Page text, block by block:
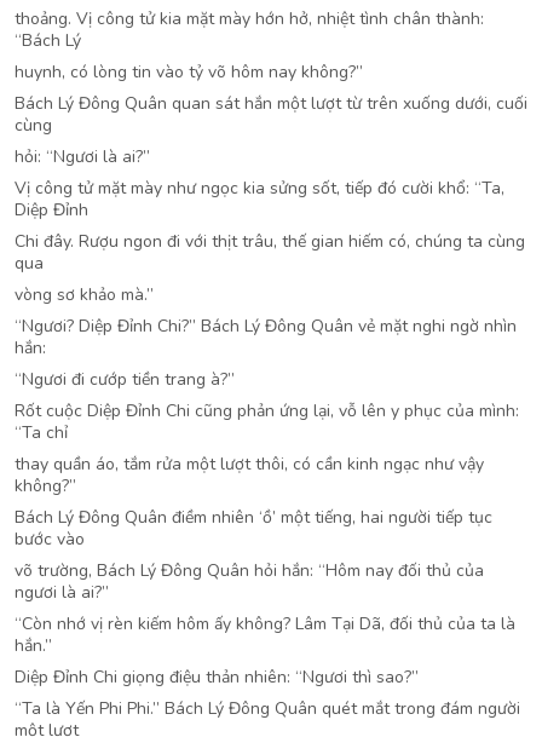
thoảng. Vị công tử kia mặt mày hớn hở, nhiệt tình chân thành:
“Bách Lý
huynh, có lòng tin vào tỷ võ hôm nay không?”
Bách Lý Đông Quân quan sát hắn một lượt từ trên xuống dưới, cuối
cùng
hỏi: “Ngươi là ai?”
Vị công tử mặt mày như ngọc kia sửng sốt, tiếp đó cười khổ: “Ta,
Diệp Đỉnh
Chi đây. Rượu ngon đi với thịt trâu, thế gian hiếm có, chúng ta cùng
qua
vòng sơ khảo mà.”
“Ngươi? Diệp Đỉnh Chi?” Bách Lý Đông Quân vẻ mặt nghi ngờ nhìn
hắn:
“Ngươi đi cướp tiền trang à?”
Rốt cuộc Diệp Đỉnh Chi cũng phản ứng lại, vỗ lên y phục của mình:
“Ta chỉ
thay quần áo, tắm rửa một lượt thôi, có cần kinh ngạc như vậy
không?”
Bách Lý Đông Quân điềm nhiên ‘ồ’ một tiếng, hai người tiếp tục
bước vào
võ trường, Bách Lý Đông Quân hỏi hắn: “Hôm nay đối thủ của
ngươi là ai?”
“Còn nhớ vị rèn kiếm hôm ấy không? Lâm Tại Dã, đối thủ của ta là
hắn.”
Diệp Đỉnh Chi giọng điệu thản nhiên: “Ngươi thì sao?”
“Ta là Yến Phi Phi.” Bách Lý Đông Quân quét mắt trong đám người
một lượt